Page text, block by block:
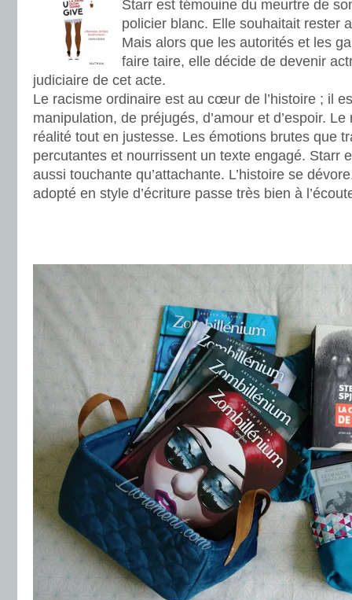
Starr est témouine du meurtre de
policier blanc. Elle souhaitait rester
Mais alors que les autorités et les
faire taire, elle décide de devenir
judiciaire de cet acte.
Le racisme ordinaire est au cœur de l’histoire ; il
manipulation, de préjugés, d’amour et d’espoir.
réalité tout en justesse. Les émotions brutes que
percutantes et nourrissent un texte engagé. Starr
aussi touchante qu’attachante. L’histoire se
adopté en style d’écriture passe très bien à